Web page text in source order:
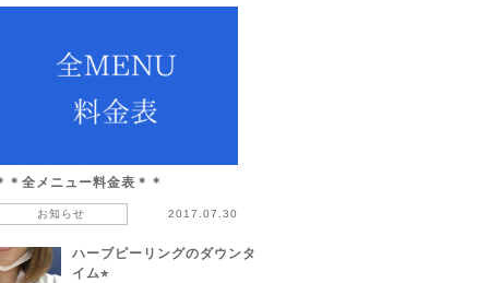
＊全メニュー料金表＊＊
お知らせ 2017.07.30
ハーブピーリングのダウンタ
イム⭐︎